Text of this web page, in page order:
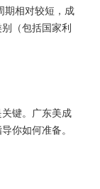
期相对较短，成
（包括国家利
键。广东美成
你如何准备。